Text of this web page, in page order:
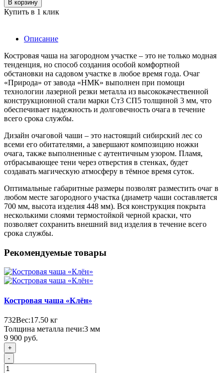
В корзину
Купить в 1 клик
Описание
Костровая чаша на загородном участке – это не только модная
тенденция, но способ создания особой комфортной
обстановки на садовом участке в любое время года. Очаг
«Природа» от завода «НМК» выполнен при помощи
технологии лазерной резки металла из высококачественной
конструкционной стали марки Ст3 СП5 толщиной 3 мм, что
обеспечивает надежность и долговечность очага в течение
всего срока службы.
Дизайн очаговой чаши – это настоящий сибирский лес со
всеми его обитателями, а завершают композицию ножки
очага, также выполненные с аутентичным узором. Пламя,
отбрасывающее тени через отверстия в стенках, будет
создавать магическую атмосферу в тёмное время суток.
Оптимальные габаритные размеры позволят разместить очаг в
любом месте загородного участка (диаметр чаши составляется
700 мм, высота изделия 448 мм). Вся конструкция покрыта
несколькими слоями термостойкой черной краски, что
позволяет сохранить внешний вид изделия в течение всего
срока службы.
Рекомендуемые товары
Костровая чаша «Клён»
732Вес:17.50 кг
Толщина металла печи:3 мм
9 900 руб.
+
-